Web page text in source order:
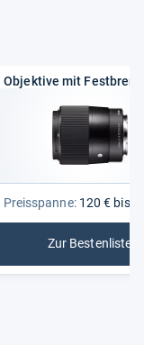
Objektive mit
Preisspanne:120 € bis
Zur Bestenliste
: